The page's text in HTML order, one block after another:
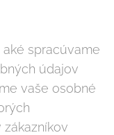
spracúvame
údajov
vaše osobné